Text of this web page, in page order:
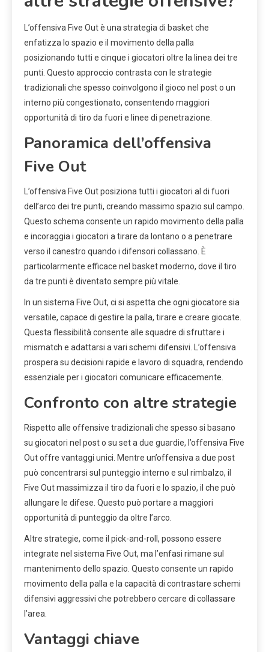
L’offensiva Five Out è una strategia di basket che
enfatizza lo spazio e il movimento della palla
posizionando tutti e cinque i giocatori oltre la linea dei tre
punti. Questo approccio contrasta con le strategie
tradizionali che spesso coinvolgono il gioco nel post o un
interno più congestionato, consentendo maggiori
opportunità di tiro da fuori e linee di penetrazione.
Panoramica dell’offensiva
Five Out
L’offensiva Five Out posiziona tutti i giocatori al di fuori
dell’arco dei tre punti, creando massimo spazio sul campo.
Questo schema consente un rapido movimento della palla
e incoraggia i giocatori a tirare da lontano o a penetrare
verso il canestro quando i difensori collassano. È
particolarmente efficace nel basket moderno, dove il tiro
da tre punti è diventato sempre più vitale.
In un sistema Five Out, ci si aspetta che ogni giocatore sia
versatile, capace di gestire la palla, tirare e creare giocate.
Questa flessibilità consente alle squadre di sfruttare i
mismatch e adattarsi a vari schemi difensivi. L’offensiva
prospera su decisioni rapide e lavoro di squadra, rendendo
essenziale per i giocatori comunicare efficacemente.
Confronto con altre strategie
Rispetto alle offensive tradizionali che spesso si basano
su giocatori nel post o su set a due guardie, l’offensiva Five
Out offre vantaggi unici. Mentre un’offensiva a due post
può concentrarsi sul punteggio interno e sul rimbalzo, il
Five Out massimizza il tiro da fuori e lo spazio, il che può
allungare le difese. Questo può portare a maggiori
opportunità di punteggio da oltre l’arco.
Altre strategie, come il pick-and-roll, possono essere
integrate nel sistema Five Out, ma l’enfasi rimane sul
mantenimento dello spazio. Questo consente un rapido
movimento della palla e la capacità di contrastare schemi
difensivi aggressivi che potrebbero cercare di collassare
l’area.
Vantaggi chiave